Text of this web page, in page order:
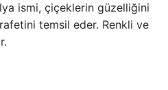
ismi, çiçeklerin güzelliğini
temsil eder. Renkli ve